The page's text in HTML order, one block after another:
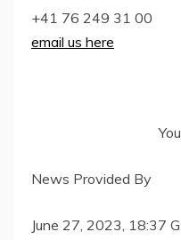
+41 76 249 31 00
email us here
News Provided By
June 27, 2023, 18:37